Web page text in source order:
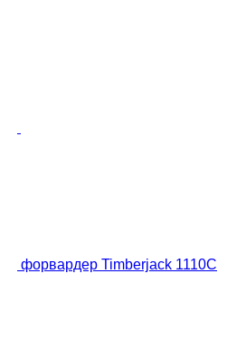
форвардер Timberjack 1110C